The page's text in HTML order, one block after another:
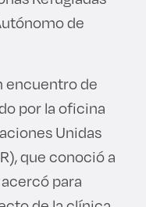
de
encuentro de
por la oficina
Unidas
que conoció a
para